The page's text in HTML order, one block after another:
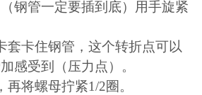
钢管一定要插到底）用手旋紧
套卡住钢管，这个转折点可以
感受到（压力点）。
将螺母拧紧1/2圈。